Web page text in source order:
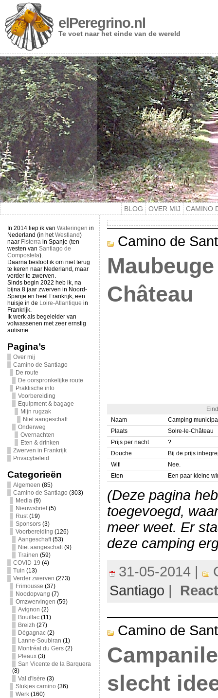
elPeregrino.nl
Te voet naar het einde van de wereld
BLOG OVER MIJ CAMINO
In 2014 liep ik van Wateringen in
Nederland (in hetWestland)
naar Fisterrain Spanje (ten
westen van Santiago de
Compostela).
Daarna besloot ik om niet terug
te keren naar Nederland, maar
verder te zwerven.
Sinds begin 2022 heb ik, na
bijna 8 jaar zwerven in Noord-
Spanje en heel Frankrijk, een
huisje in de Loire-Atlantique in
Frankrijk.
Ik werk als begeleider van
volwassenen met zeer ernstig
autisme.
Pagina’s
Over mij
Camino de Santiago
De route
De oorspronkelijke route
Praktische info
Voorbereiding
Equipment & bagage
Mijn rugzak
Niet aangeschaft
Onderweg
Overnachten
Eten & drinken
Zwerven in Frankrijk
Privacybeleid
Categorieën
Algemeen (85)
Camino de Santiago (303)
Media(9)
Nieuwsbrief(5)
Rust(19)
Sponsors(3)
Voorbereiding (126)
Aangeschaft(53)
Niet aangeschaft(9)
Trainen (59)
COVID-19 (4)
Tuin (13)
Verder zwerven (273)
Frimousse (37)
Noodopvang (7)
Omzwervingen (59)
Avignon (2)
Bouillac(11)
Breizh (27)
Dégagnac(2)
Lanne-Soubiran (1)
Montréal du Gers(2)
Pleaux(3)
San Vicente de la Barquera
(8)
Val d'Isère (3)
Stukjes camino (36)
Werk(160)
Camino de
Château
Naam
Camping
Plaats
Solre-le-Château
Prijs per nacht
?
Douche
Bij de prijs
Wifi
Nee.
Eten
Een paar kleine
(Deze pagina
toegevoegd,
meer weet. Er
deze camping
31-05-2014 |
Santiago |
Camino de
slecht